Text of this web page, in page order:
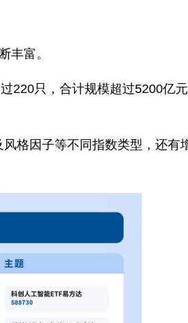
丰富。
220只，合计规模超过5200亿
格因子等不同指数类型，还有